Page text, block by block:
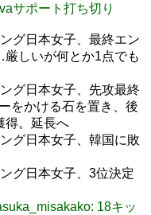
サポート打ち切り
グ日本女子、最終エン
しいが何とか1点でも
グ日本女子、先攻最終
をかける石を置き、後
得。延長へ
グ日本女子、韓国に敗
グ日本女子、3位決定
18キッ